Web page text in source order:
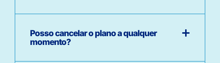
Posso cancelar o plano a qualquer
momento?